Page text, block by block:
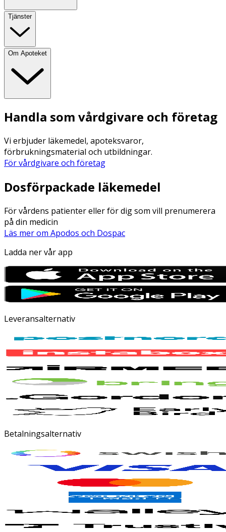
Tjänster
Om Apoteket
Handla som vårdgivare och företag
Vi erbjuder läkemedel, apoteksvaror,
förbrukningsmaterial och utbildningar.
För vårdgivare och företag
Dosförpackade läkemedel
För vårdens patienter eller för dig som vill prenumerera
på din medicin
Läs mer om Apodos och Dospac
Ladda ner vår app
Leveransalternativ
Betalningsalternativ